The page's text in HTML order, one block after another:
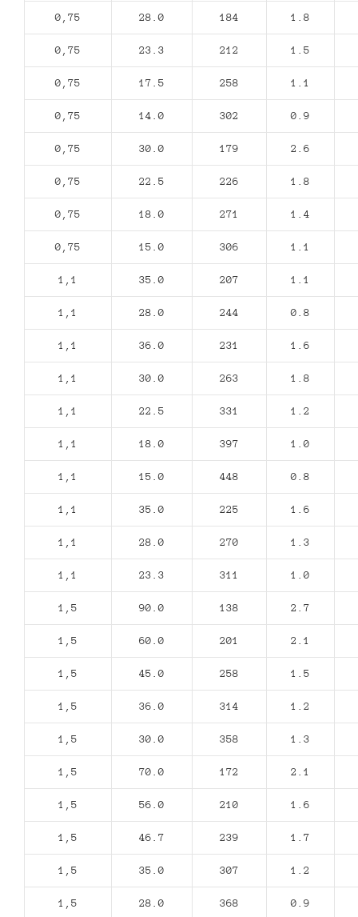
0,75 28.0 184 1.8
0,75 23.3 212 1.5
0,75 17.5 258 1.1
0,75 14.0 302 0.9
0,75 30.0 179 2.6
0,75 22.5 226 1.8
0,75 18.0 271 1.4
0,75 15.0 306 1.1
1,1 35.0 207 1.1
1,1 28.0 244 0.8
1,1 36.0 231 1.6
1,1 30.0 263 1.8
1,1 22.5 331 1.2
1,1 18.0 397 1.0
1,1 15.0 448 0.8
1,1 35.0 225 1.6
1,1 28.0 270 1.3
1,1 23.3 311 1.0
1,5 90.0 138 2.7
1,5 60.0 201 2.1
1,5 45.0 258 1.5
1,5 36.0 314 1.2
1,5 30.0 358 1.3
1,5 70.0 172 2.1
1,5 56.0 210 1.6
1,5 46.7 239 1.7
1,5 35.0 307 1.2
1,5 28.0 368 0.9